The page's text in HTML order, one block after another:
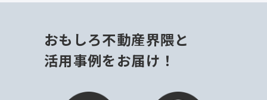
おもしろ不動産界隈と
活用事例をお届け！